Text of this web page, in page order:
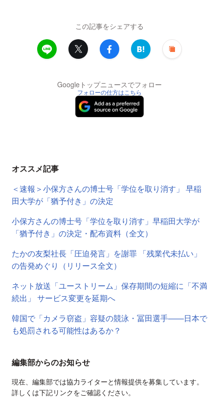
この記事をシェアする
Googleトップニュースでフォロー
フォローの仕方はこちら
オススメ記事
＜速報＞小保方さんの博士号「学位を取り消す」 早稲
田大学が「猶予付き」の決定
小保方さんの博士号「学位を取り消す」早稲田大学が
「猶予付き」の決定・配布資料（全文）
たかの友梨社長「圧迫発言」を謝罪 「残業代未払い」
の告発めぐり（リリース全文）
ネット放送「ユーストリーム」保存期間の短縮に「不満
続出」 サービス変更を延期へ
韓国で「カメラ窃盗」容疑の競泳・冨田選手——日本で
も処罰される可能性はあるか？
編集部からのお知らせ
現在、編集部では協力ライターと情報提供を募集しています。
詳しくは下記リンクをご確認ください。